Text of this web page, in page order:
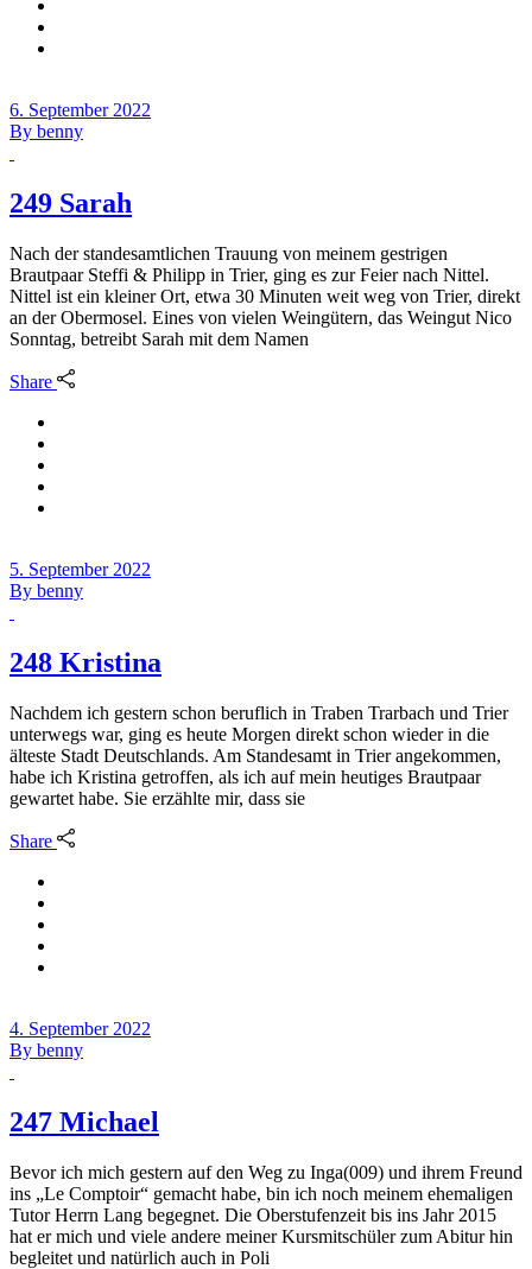
6. September 2022
By benny
249 Sarah
Nach der standesamtlichen Trauung von meinem gestrigen
Brautpaar Steffi & Philipp in Trier, ging es zur Feier nach Nittel.
Nittel ist ein kleiner Ort, etwa 30 Minuten weit weg von Trier, direkt
an der Obermosel. Eines von vielen Weingütern, das Weingut Nico
Sonntag, betreibt Sarah mit dem Namen
Share
5. September 2022
By benny
248 Kristina
Nachdem ich gestern schon beruflich in Traben Trarbach und Trier
unterwegs war, ging es heute Morgen direkt schon wieder in die
älteste Stadt Deutschlands. Am Standesamt in Trier angekommen,
habe ich Kristina getroffen, als ich auf mein heutiges Brautpaar
gewartet habe. Sie erzählte mir, dass sie
Share
4. September 2022
By benny
247 Michael
Bevor ich mich gestern auf den Weg zu Inga(009) und ihrem Freund
ins „Le Comptoir“ gemacht habe, bin ich noch meinem ehemaligen
Tutor Herrn Lang begegnet. Die Oberstufenzeit bis ins Jahr 2015
hat er mich und viele andere meiner Kursmitschüler zum Abitur hin
begleitet und natürlich auch in Poli